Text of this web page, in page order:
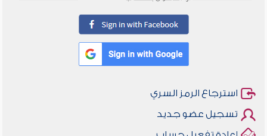
استرجاع الرمز السري
تسجيل عضو جديد